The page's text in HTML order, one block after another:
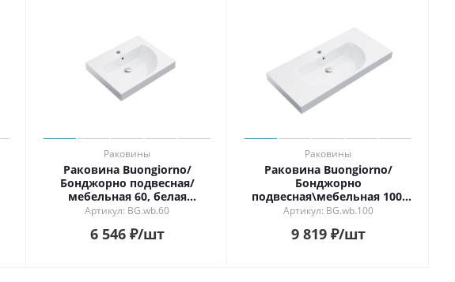
Раковины
Раковина Buongiorno/
Бонджорно подвесная/
мебельная 60, белая
глянцевая
Артикул: BG.wb.60
6 546₽/шт
Раковины
Раковина Buongiorno/
Бонджорно
подвесная\мебельная 100,
белая глянцевая
Артикул: BG.wb.100
9 819₽/шт